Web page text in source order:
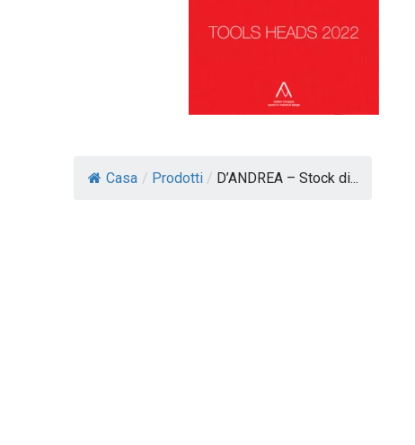
Casa / Prodotti / D’ANDREA – Stock di...